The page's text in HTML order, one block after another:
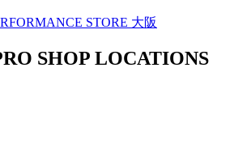
STORE 大阪
SHOP LOCATIONS